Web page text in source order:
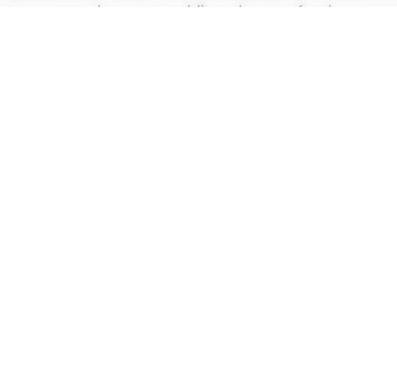
como uma herege amaldiçoada que só veio